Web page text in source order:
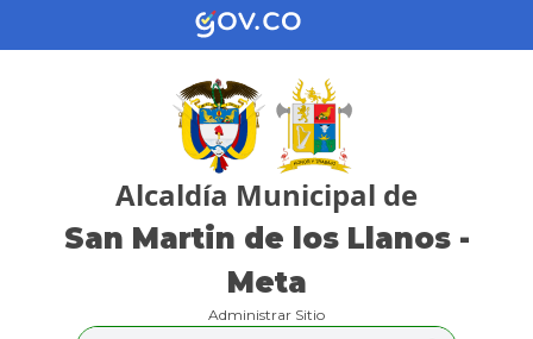
Alcaldía Municipal de
San Martin de los Llanos -
Meta
Administrar Sitio